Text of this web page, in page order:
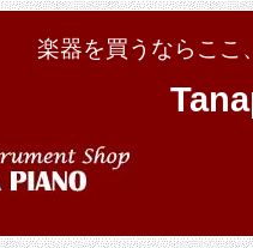
楽器を買うならここ